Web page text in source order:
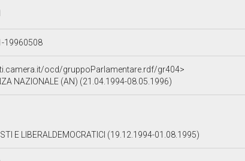
19960508
ocd/gruppoParlamentare.rdf/gr404>
NAZIONALE (AN) (21.04.1994-08.05.1996)
E LIBERALDEMOCRATICI (19.12.1994-01.08.1995)